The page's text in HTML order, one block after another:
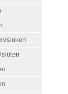
sluken